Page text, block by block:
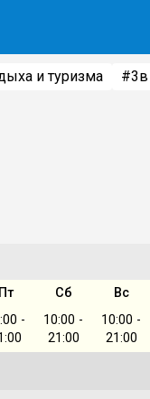
и туризма #3
Пт Сб
Вс
-
10:00 -
21:00
10:00 -
21:00